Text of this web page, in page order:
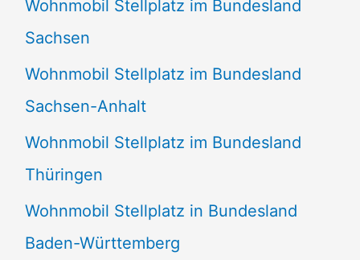
Wohnmobil Stellplatz im Bundesland
Sachsen
Wohnmobil Stellplatz im Bundesland
Sachsen-Anhalt
Wohnmobil Stellplatz im Bundesland
Thüringen
Wohnmobil Stellplatz in Bundesland
Baden-Württemberg